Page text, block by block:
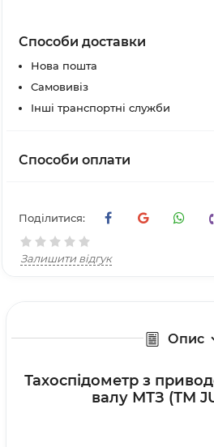
Способи доставки
Нова пошта
Самовивіз
Інші транспортні служби
Способи оплати
Поділитися:
Залишити відгук
Опис
Тахоспідометр з
валу МТЗ (ТМ